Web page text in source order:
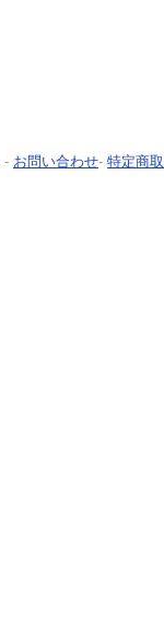
- お問い合わせ- 特定商